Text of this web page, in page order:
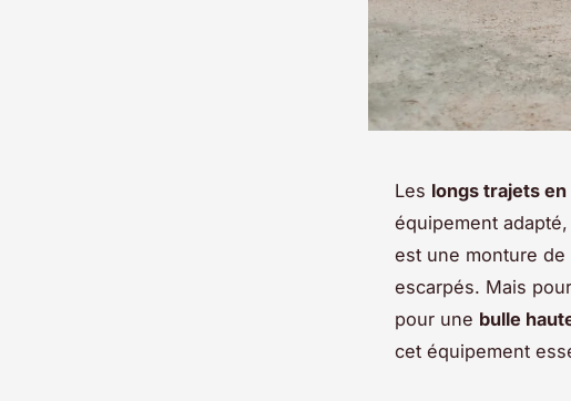
Les longs trajets
équipement
est une monture
escarpés. Mais
pour une bulle
cet équipement